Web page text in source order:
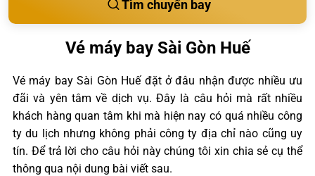
Tìm chuyến bay
Vé máy bay Sài Gòn Huế
Vé máy bay Sài Gòn Huế đặt ở đâu nhận được nhiều ưu
đãi và yên tâm về dịch vụ. Đây là câu hỏi mà rất nhiều
khách hàng quan tâm khi mà hiện nay có quá nhiều công
ty du lịch nhưng không phải công ty địa chỉ nào cũng uy
tín. Để trả lời cho câu hỏi này chúng tôi xin chia sẻ cụ thể
thông qua nội dung bài viết sau.